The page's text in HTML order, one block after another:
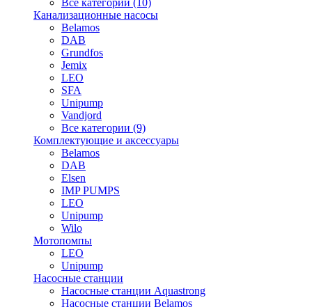
Все категории (10)
Канализационные насосы
Belamos
DAB
Grundfos
Jemix
LEO
SFA
Unipump
Vandjord
Все категории (9)
Комплектующие и аксессуары
Belamos
DAB
Elsen
IMP PUMPS
LEO
Unipump
Wilo
Мотопомпы
LEO
Unipump
Насосные станции
Насосные станции Aquastrong
Насосные станции Belamos